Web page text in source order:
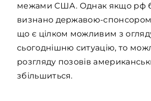
межами США. Однак якщо рф
визнано державою-
що є цілком можливим з
сьогоднішню ситуацію, то
розгляду позовів
збільшиться.